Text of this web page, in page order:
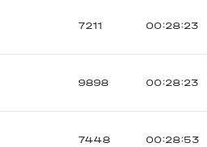
7211 00:28:23
9898 00:28:23
7448 00:28:53